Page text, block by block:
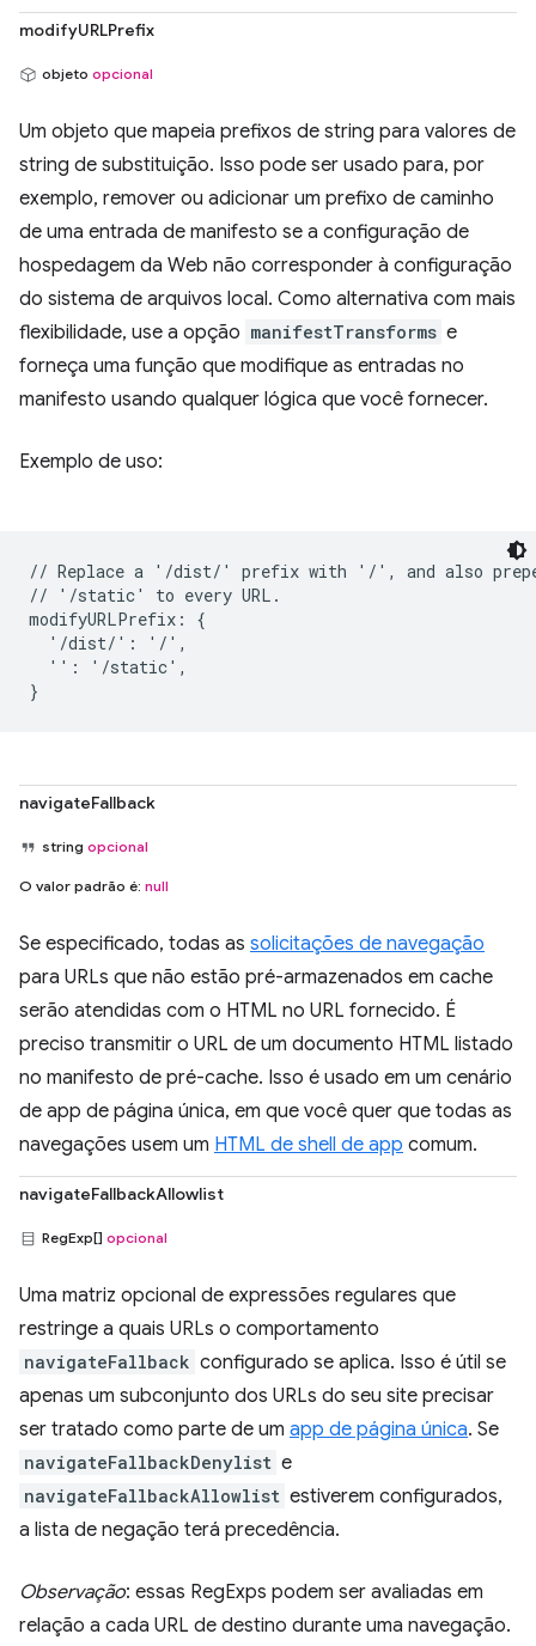
modifyURLPrefix
objeto opcional
Um objeto que mapeia prefixos de string para valores de
string de substituição. Isso pode ser usado para, por
exemplo, remover ou adicionar um prefixo de caminho
de uma entrada de manifesto se a configuração de
hospedagem da Web não corresponder à configuração
do sistema de arquivos local. Como alternativa com mais
flexibilidade, use a opção manifestTransforms e
forneça uma função que modifique as entradas no
manifesto usando qualquer lógica que você fornecer.
Exemplo de uso:
// Replace a '/dist/' prefix with '/', and also
// '/static' to every URL.
modifyURLPrefix: {
  '/dist/': '/',
  '': '/static',
navigateFallback
string opcional
O valor padrão é: null
Se especificado, todas as solicitações de navegação
para URLs que não estão pré-armazenados em cache
serão atendidas com o HTML no URL fornecido. É
preciso transmitir o URL de um documento HTML listado
no manifesto de pré-cache. Isso é usado em um cenário
de app de página única, em que você quer que todas as
navegações usem um HTML de shell de app comum.
navigateFallbackAllowlist
RegExp[] opcional
Uma matriz opcional de expressões regulares que
restringe a quais URLs o comportamento
navigateFallback configurado se aplica. Isso é útil se
apenas um subconjunto dos URLs do seu site precisar
ser tratado como parte de um app de página única. Se
navigateFallbackDenylist e
navigateFallbackAllowlist estiverem configurados,
a lista de negação terá precedência.
Observação: essas RegExps podem ser avaliadas em
relação a cada URL de destino durante uma navegação.